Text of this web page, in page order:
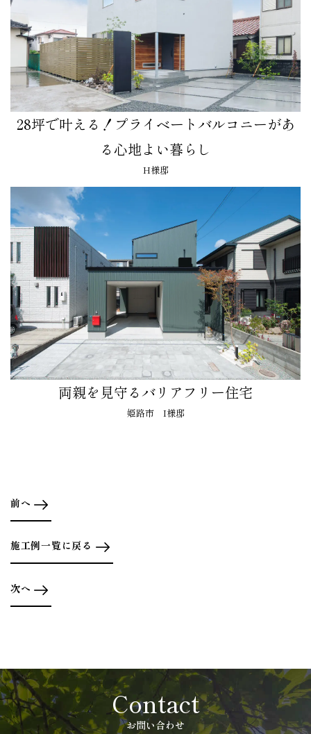
28坪で叶える！プライベートバルコニーがあ
る心地よい暮らし
H様邸
両親を見守るバリアフリー住宅
姫路市 I様邸
前へ
施工例一覧に戻る
次へ
Contact
お問い合わせ